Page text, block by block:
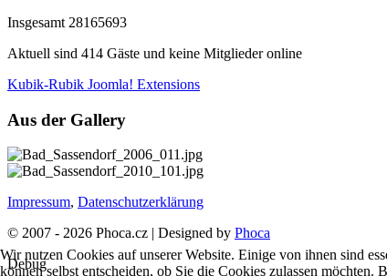
Insgesamt 28165693
Aktuell sind 414 Gäste und keine Mitglieder online
Kubik-Rubik Joomla! Extensions
Aus der Gallery
Impressum, Datenschutzerklärung
© 2007 - 2026 Phoca.cz | Designed by Phoca
Debug
Wir nutzen Cookies auf unserer Website. Einige von ihnen sind
können selbst entscheiden, ob Sie die Cookies zulassen